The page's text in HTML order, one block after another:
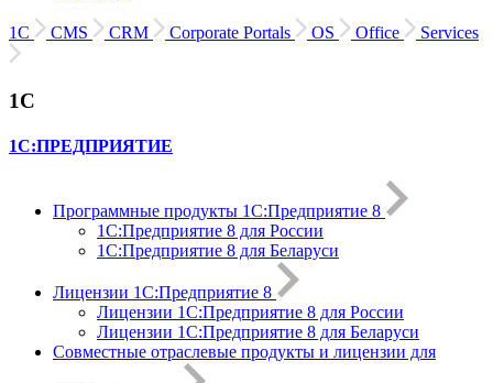
1С CMS CRM Corporate Portals OS Office Services
1С
1С:ПРЕДПРИЯТИЕ
Программные продукты 1С:Предприятие 8
1С:Предприятие 8 для России
1С:Предприятие 8 для Беларуси
Лицензии 1С:Предприятие 8
Лицензии 1С:Предприятие 8 для России
Лицензии 1С:Предприятие 8 для Беларуси
Совместные отраслевые продукты и лицензии для